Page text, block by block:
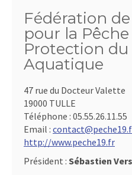
Fédération
pour la
Protection du
Aquatique
47 rue du Docteur Valette
19000 TULLE
Téléphone : 05.55.26.11.55
Email :
http://www.peche19.fr
Président : Sébastien